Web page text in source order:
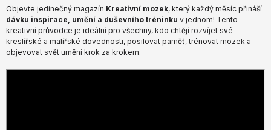
Objevte jedinečný magazín Kreativní mozek, který každý měsíc přináší
dávku inspirace, umění a duševního tréninku v jednom! Tento
kreativní průvodce je ideální pro všechny, kdo chtějí rozvíjet své
kreslířské a malířské dovednosti, posilovat paměť, trénovat mozek a
objevovat svět umění krok za krokem.